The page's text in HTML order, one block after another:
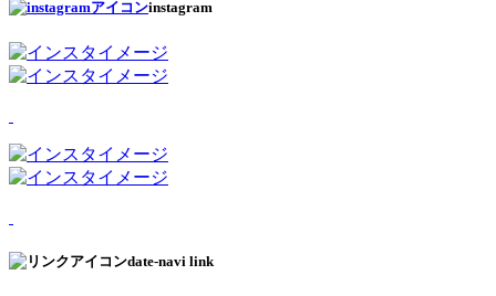
instagram
date-navi link